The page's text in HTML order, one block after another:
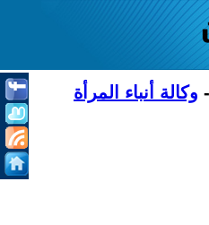
- وكالة أنباء المرأة